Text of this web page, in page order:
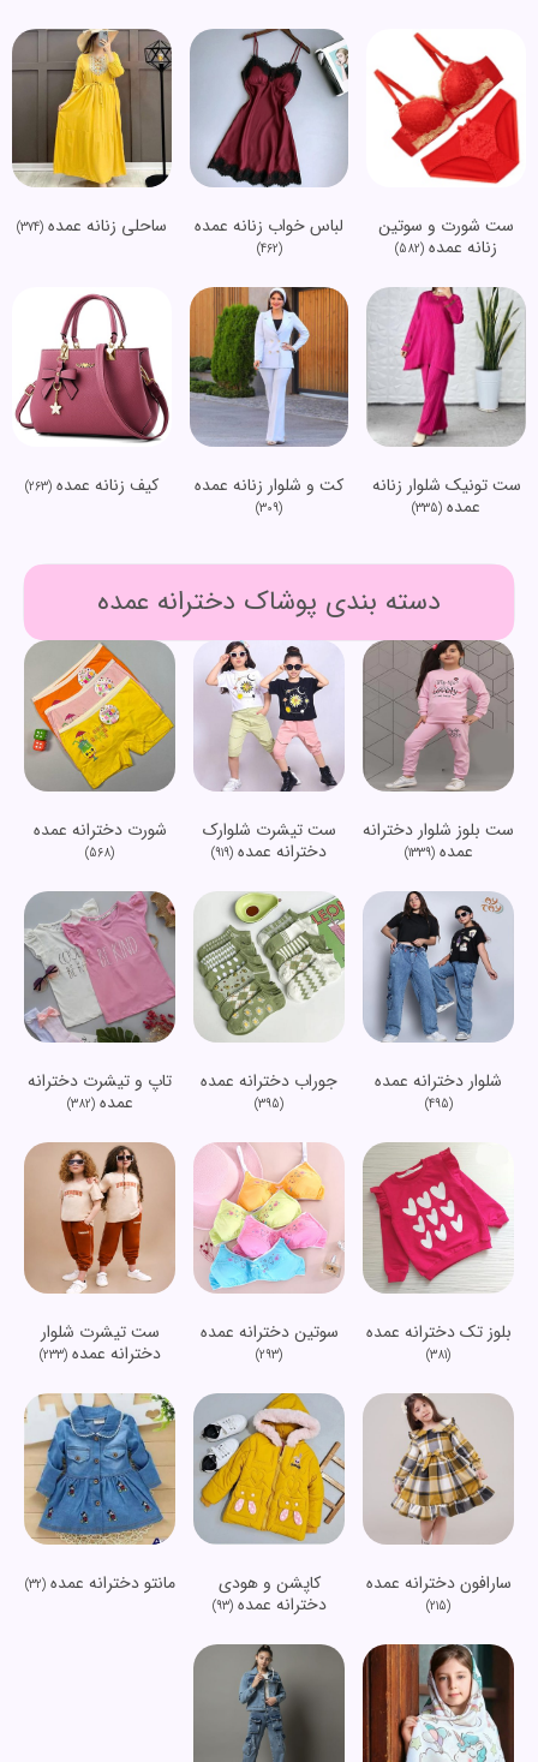
ست شورت و سوتین
زنانه عمده (582)
لباس خواب زنانه عمده
(462)
ساحلی زنانه عمده(374)
ست تونیک شلوار زنانه
عمده (335)
کت و شلوار زنانه عمده
(309)
کیف زنانه عمده(263)
دسته بندی پوشاک دخترانه عمده
ست بلوز شلوار دخترانه
عمده(1339)
ست تیشرت شلوارک
دخترانه عمده (919)
شورت دخترانه عمده
(568)
شلوار دخترانه عمده
(495)
جوراب دخترانه عمده
(395)
تاپ و تیشرت دخترانه
عمده(382)
بلوز تک دخترانه عمده
(381)
سوتین دخترانه عمده
(293)
ست تیشرت شلوار
دخترانه عمده(233)
سارافون دخترانه عمده
(215)
کاپشن و هودی
دخترانه عمده(93)
مانتو دخترانه عمده(32)